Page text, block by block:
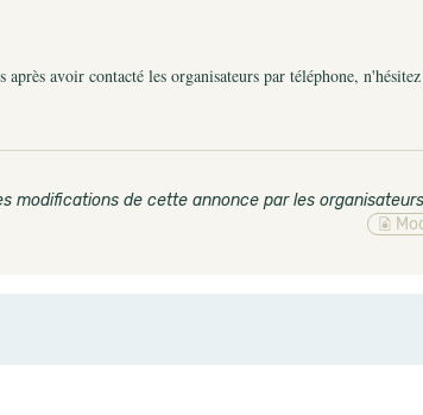
avoir contacté les organisateurs par téléphone,
modifications de cette annonce par les